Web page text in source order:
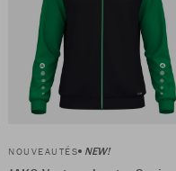
NOUVEAUTÉS NEW!